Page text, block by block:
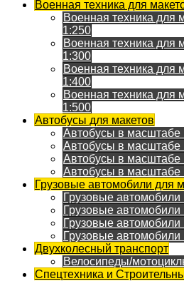
Военная техника для
Военная техника для
1:250
Военная техника для
1:300
Военная техника для
1:400
Военная техника для
1:500
Автобусы для макетов
Автобусы в масштабе
Автобусы в масштабе
Автобусы в масштабе
Автобусы в масштабе
Грузовые автомобили для
Грузовые
Грузовые
Грузовые
Грузовые
Двухколесный транспорт
Велосипеды/
Спецтехника и